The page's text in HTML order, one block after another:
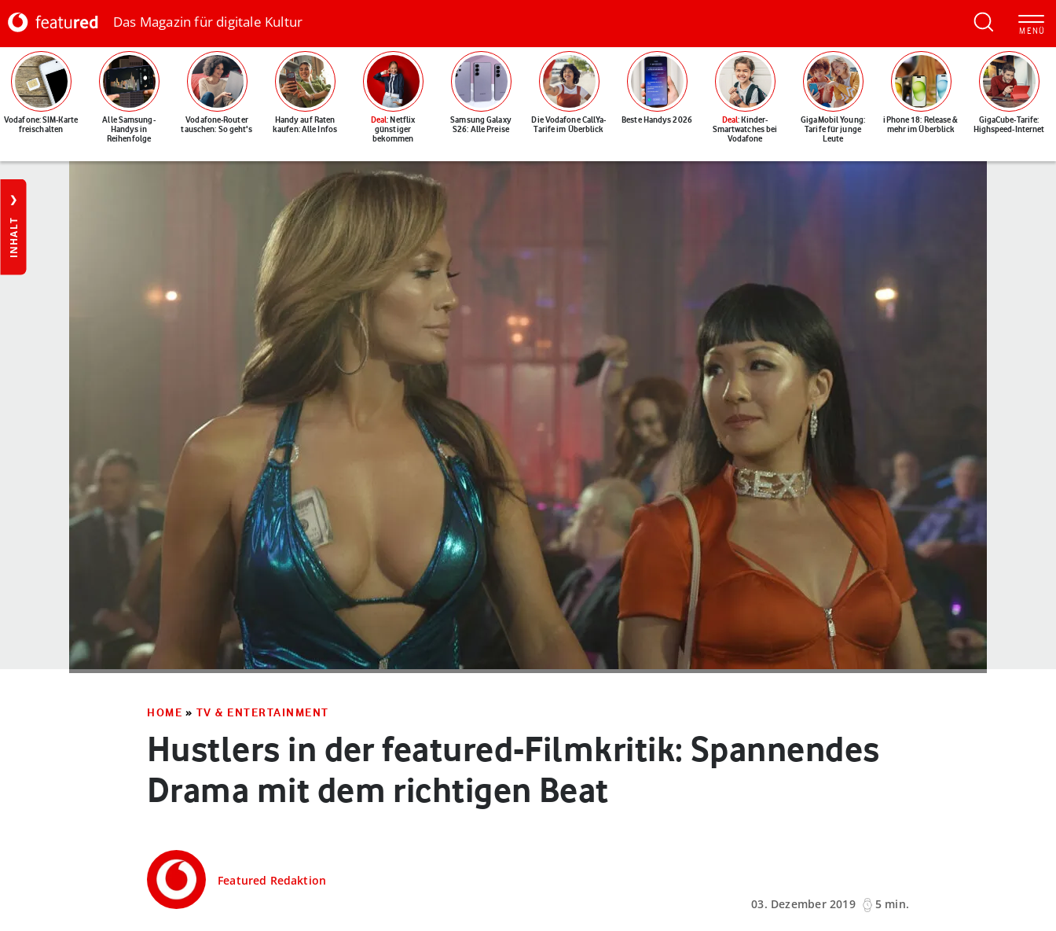
Das Magazin für digitale Kultur
Vodafone: SIM-Karte
freischalten
Alle Samsung-
Handys in
Reihenfolge
Vodafone-Router
tauschen: So geht's
Handy auf Raten
kaufen: Alle Infos
Deal: Netflix
günstiger
bekommen
Samsung Galaxy
S26: Alle Preise
Die Vodafone CallYa-
Tarife im Überblick
Beste Handys 2026 Deal: Kinder-
Smartwatches bei
Vodafone
GigaMobil Young:
Tarife für junge
Leute
iPhone 18: Release &
mehr im Überblick
GigaCube-Tarife:
Highspeed-Internet
INHALT
HOME » TV & ENTERTAINMENT
Hustlers in der featured-Filmkritik: Spannendes
Drama mit dem richtigen Beat
Featured Redaktion
03. Dezember 2019
5 min.